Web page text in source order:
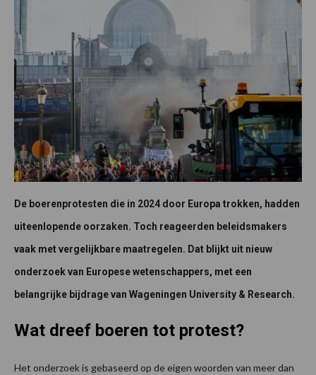
De boerenprotesten die in 2024 door Europa trokken, hadden
uiteenlopende oorzaken. Toch reageerden beleidsmakers
vaak met vergelijkbare maatregelen. Dat blijkt uit nieuw
onderzoek van Europese wetenschappers, met een
belangrijke bijdrage van Wageningen University & Research.
Wat dreef boeren tot protest?
Het onderzoek is gebaseerd op de eigen woorden van meer dan